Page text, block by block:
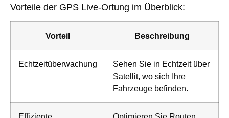
Vorteile der GPS Live-Ortung im Überblick:
Vorteil Beschreibung
Echtzeitüberwachung
Sehen Sie in Echtzeit über
Satellit, wo sich Ihre
Fahrzeuge befinden.